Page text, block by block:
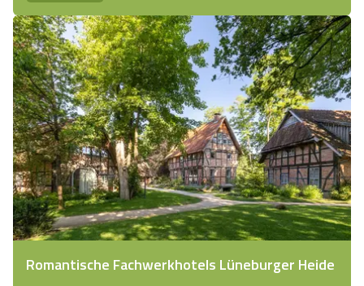
Romantische Fachwerkhotels Lüneburger Heide